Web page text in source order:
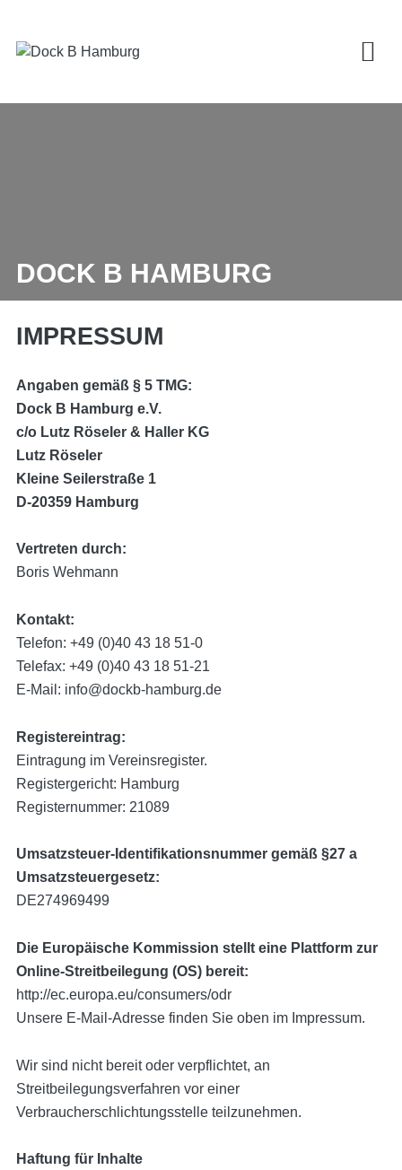
DOCK B HAMBURG
IMPRESSUM
Angaben gemäß § 5 TMG:
Dock B Hamburg e.V.
c/o Lutz Röseler & Haller KG
Lutz Röseler
Kleine Seilerstraße 1
D-20359 Hamburg
Vertreten durch:
Boris Wehmann
Kontakt:
Telefon: +49 (0)40 43 18 51-0
Telefax: +49 (0)40 43 18 51-21
E-Mail: info@dockb-hamburg.de
Registereintrag:
Eintragung im Vereinsregister.
Registergericht: Hamburg
Registernummer: 21089
Umsatzsteuer-Identifikationsnummer gemäß §27 a
Umsatzsteuergesetz:
DE274969499
Die Europäische Kommission stellt eine Plattform zur
Online-Streitbeilegung (OS) bereit:
http://ec.europa.eu/consumers/odr
Unsere E-Mail-Adresse finden Sie oben im Impressum.
Wir sind nicht bereit oder verpflichtet, an
Streitbeilegungsverfahren vor einer
Verbraucherschlichtungsstelle teilzunehmen.
Haftung für Inhalte